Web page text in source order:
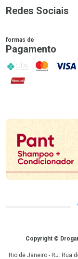
Redes Sociais
formas de
Pagamento
PIX MasterCard
VISA
Hipercard
Promoção
CopyrightCopyright ©
Rio de Janeiro - RJ: Rua